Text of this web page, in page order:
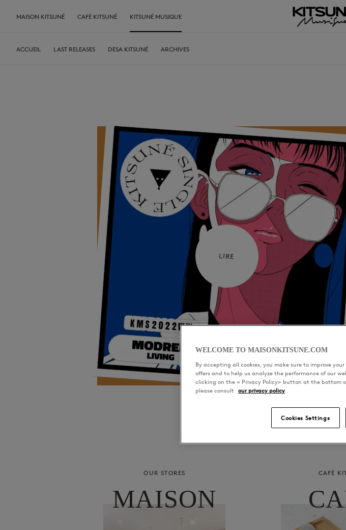
MAISON KITSUNÉ CAFÉ KITSUNÉ KITSUNÉ MUSIQUE
ACCUEIL LAST RELEASES DESA KITSUNÉ ARCHIVES
LIRE
OUR STORES
MAISON
CAFÉ
WELCOME TO MAISONKITSUNE.COM
By accepting all cookies, you make sure to improve
offers and to help us analyze the performance of our
clicking on the « Privacy Policy» button at the bottom
please consult our privacy policy
Cookies Settings